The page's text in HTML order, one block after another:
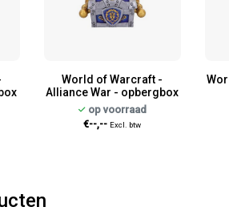
World of Warcraft -
Alliance War - opbergbox
op voorraad
€--,-- Excl. btw